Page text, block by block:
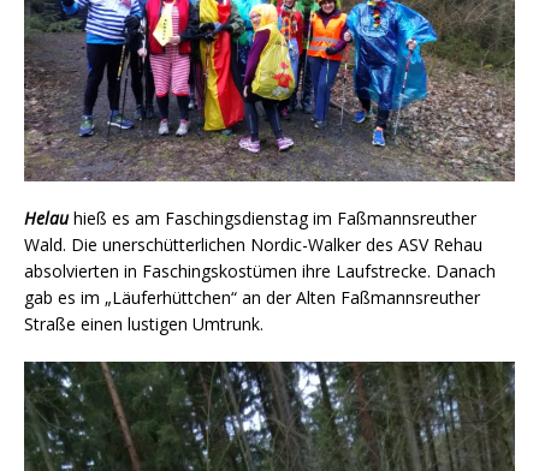
Helauhieß es am Faschingsdienstag im Faßmannsreuther
Wald. Die unerschütterlichen Nordic-Walker des ASV Rehau
absolvierten in Faschingskostümen ihre Laufstrecke. Danach
gab es im „Läuferhüttchen“ an der Alten Faßmannsreuther
Straße einen lustigen Umtrunk.